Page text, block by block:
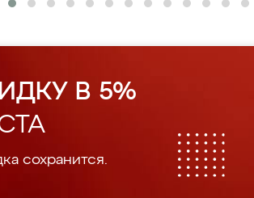
В 5%
сохранится.